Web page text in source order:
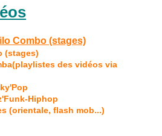
Combo (stages)
(stages)
(playlistes des vidéos via
Hiphop
(orientale, flash mob...)